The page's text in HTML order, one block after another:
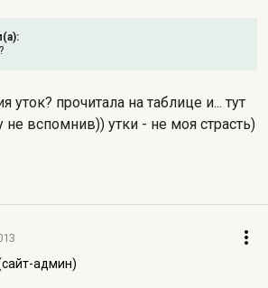
уток? прочитала на таблице и... тут
вспомнив)) утки - не моя страсть)
админ)